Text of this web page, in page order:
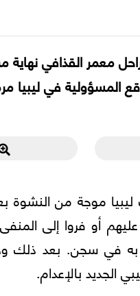
في ليبيا
موجة من النشوة
أو فروا إلى
سجن. بعد ذلك
الجديد بالإعدام.